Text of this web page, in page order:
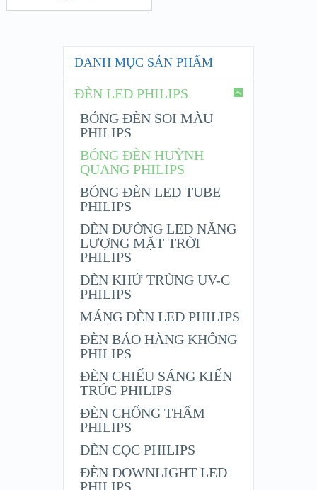
DANH MỤC SẢN PHẨM
ĐÈN LED PHILIPS
BÓNG ĐÈN SOI MÀU
PHILIPS
BÓNG ĐÈN HUỲNH
QUANG PHILIPS
BÓNG ĐÈN LED TUBE
PHILIPS
ĐÈN ĐƯỜNG LED NĂNG
LƯỢNG MẶT TRỜI
PHILIPS
ĐÈN KHỬ TRÙNG UV-C
PHILIPS
MÁNG ĐÈN LED PHILIPS
ĐÈN BÁO HÀNG KHÔNG
PHILIPS
ĐÈN CHIẾU SÁNG KIẾN
TRÚC PHILIPS
ĐÈN CHỐNG THẤM
PHILIPS
ĐÈN CỌC PHILIPS
ĐÈN DOWNLIGHT LED
PHILIPS